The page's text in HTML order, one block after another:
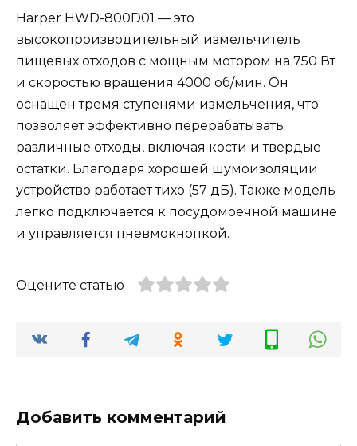
Harper HWD-800D01 — это
высокопроизводительный измельчитель
пищевых отходов с мощным мотором на 750 Вт
и скоростью вращения 4000 об/мин. Он
оснащен тремя ступенями измельчения, что
позволяет эффективно перерабатывать
различные отходы, включая кости и твердые
остатки. Благодаря хорошей шумоизоляции
устройство работает тихо (57 дБ). Также модель
легко подключается к посудомоечной машине
и управляется пневмокнопкой​.
Оцените статью
Добавить комментарий